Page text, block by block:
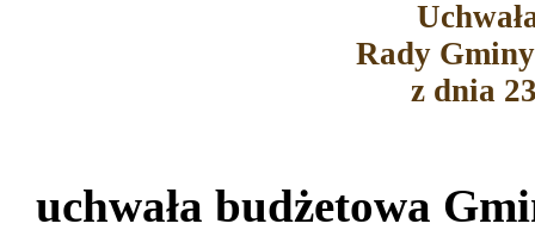
Rady
z dnia
uchwała budżetowa